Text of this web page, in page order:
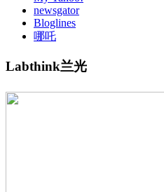
newsgator
Bloglines
哪吒
Labthink兰光